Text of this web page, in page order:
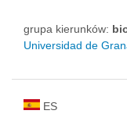
grupa kierunków:
Universidad de
ES